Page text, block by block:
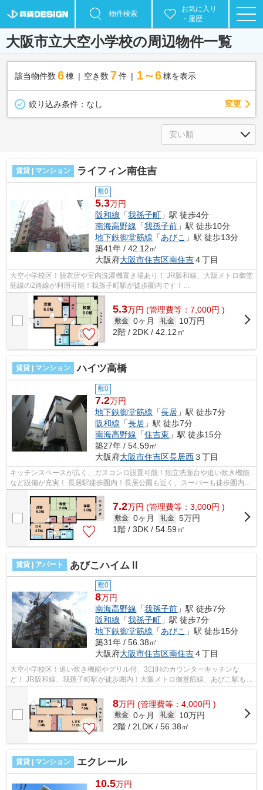
物件検索
お気に入り
・履歴
大阪市立大空小学校の周辺物件一覧
該当物件数 6棟 空き数 7 件 1～6 棟を表示
絞り込み条件： なし 変更
賃貸 | マンション ライフィン南住吉
敷0
5.3万円
阪和線 「我孫子町 」駅 徒歩4分
南海高野線 「我孫子前 」駅 徒歩10分
地下鉄御堂筋線 「あびこ 」駅 徒歩13分
築41年 / 42.12㎡
大阪府大阪市住吉区南住吉４丁目
大空小学校区！脱衣所や室内洗濯機置き場あり！ JR阪和線、大阪メトロ御堂
筋線の2路線が利用可能！我孫子町駅が徒歩圏内です！
■□■□■□■□■□■□■□■□■□■□■□■□■□■□■□■□■□■□■□■□ ご覧いた...
5.3万円 (管理費等：7,000円 )
敷金 0ヶ月 礼金
10万円
2階 / 2DK / 42.12㎡
賃貸 | マンション ハイツ高橋
敷0
7.2万円
地下鉄御堂筋線 「長居 」駅 徒歩7分
阪和線 「長居 」駅 徒歩7分
南海高野線 「住吉東 」駅 徒歩15分
築27年 / 54.59㎡
大阪府大阪市住吉区長居西３丁目
キッチンスペースが広く、ガスコンロ設置可能！独立洗面台や追い炊き機能
など設備が充実！ 長居駅徒歩圏内！長居公園も近く、スーパーも徒歩圏内！
住みやすい環境になっております。 ...
7.2万円 (管理費等：3,000円 )
敷金 0ヶ月 礼金 5万円
1階 / 3DK / 54.59㎡
賃貸 | アパート あびこハイムⅡ
敷0
8万円
南海高野線 「我孫子前 」駅 徒歩7分
阪和線 「我孫子町 」駅 徒歩7分
地下鉄御堂筋線 「あびこ 」駅 徒歩15分
築31年 / 56.38㎡
大阪府大阪市住吉区南住吉４丁目
大空小学校区！追い炊き機能やグリル付、3口IHのカウンターキッチンな
ど！ JR阪和線、我孫子町駅が徒歩圏内！大阪メトロ御堂筋線、あびこ駅も利
8万円 (管理費等：4,000円 )
敷金 0ヶ月 礼金
10万円
2階 / 2LDK / 56.38㎡
賃貸 | マンション エクレール
10.5万円